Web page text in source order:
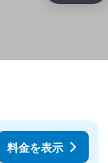
料金を表示